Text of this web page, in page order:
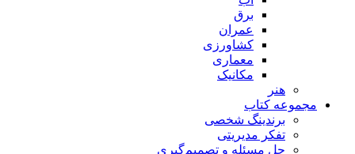
برق
عمران
کشاورزی
معماری
مکانیک
هنر
مجموعه کتاب
برندینگ شخصی
تفکر مدیریتی
حل مسئله و تصمیم‌گیری